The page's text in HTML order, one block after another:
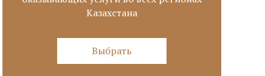
Казахстана
Выбрать